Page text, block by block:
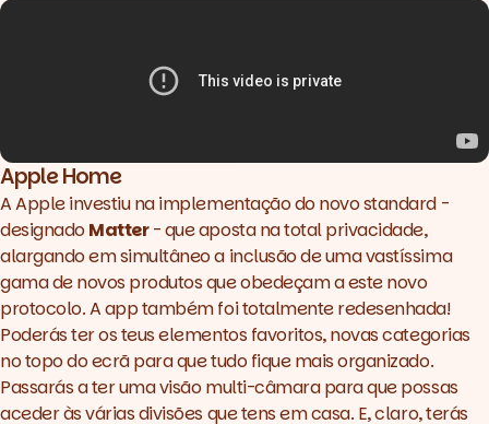
Apple Home
A Apple investiu na implementação do novostandard -
designadoMatter- que aposta na total privacidade,
alargando em simultâneo a inclusão de uma vastíssima
gama de novos produtos que obedeçam a este novo
protocolo. A app também foi totalmente redesenhada!
Poderás ter os teus elementos favoritos, novas categorias
no topo do ecrã para que tudo fique mais organizado.
Passarás a ter uma visão multi-câmara para que possas
aceder às várias divisões que tens em casa. E, claro, terás